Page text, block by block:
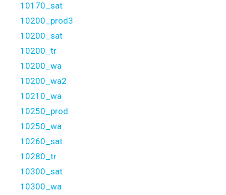
10170_sat
10200_prod3
10200_sat
10200_tr
10200_wa
10200_wa2
10210_wa
10250_prod
10250_wa
10260_sat
10280_tr
10300_sat
10300_wa